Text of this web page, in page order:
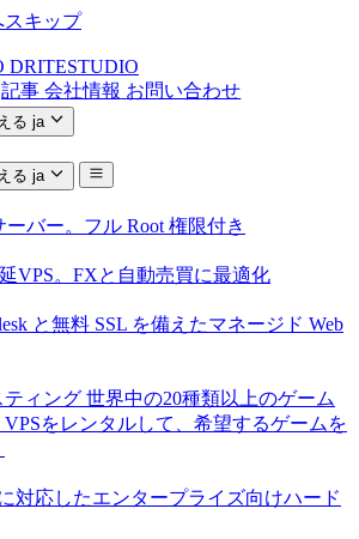
スキップ
DRITESTUDIO
記事 会社情報 お問い合わせ
る ja
る ja
バー。フル Root 権限付き
VPS。FXと自動売買に最適化
と無料 SSL を備えたマネージド Web
ティング 世界中の20種類以上のゲーム
をレンタルして、希望するゲームを
対応したエンタープライズ向けハード